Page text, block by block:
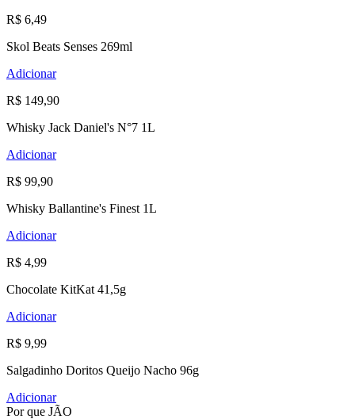
R$ 6,49
Skol Beats Senses 269ml
Adicionar
R$ 149,90
Whisky Jack Daniel's N°7 1L
Adicionar
R$ 99,90
Whisky Ballantine's Finest 1L
Adicionar
R$ 4,99
Chocolate KitKat 41,5g
Adicionar
R$ 9,99
Salgadinho Doritos Queijo Nacho 96g
Adicionar
Por que JÃO